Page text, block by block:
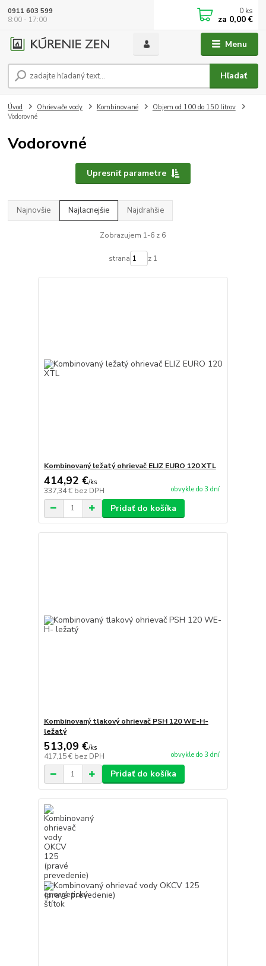
Menu
Hľadať
0911 603 599
8:00 - 17:00
0 ks
za 0,00 €
Úvod Ohrievače vody Kombinované
Objem od 100 do 150 litrov
Vodorovné
Vodorovné
Upresniť parametre
Najnovšie Najlacnejšie Najdrahšie
Zobrazujem 1-6 z 6
strana z 1
Kombinovaný ležatý ohrievač ELIZ EURO 120 XTL
414,92 €/ks
337,34 € bez DPH obvykle do 3 dní
Pridať do košíka
Kombinovaný tlakový ohrievač PSH 120 WE-H-
ležatý
513,09 €/ks
417,15 € bez DPH obvykle do 3 dní
Pridať do košíka